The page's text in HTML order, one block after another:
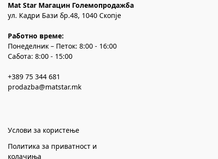
Mat Star Магацин Големопродажба
ул. Кадри Бази бр.48, 1040 Скопје
Работно време:
Понеделник – Петок: 8:00 - 16:00
Сабота: 8:00 - 15:00
+389 75 344 681
prodazba@matstar.mk
Услови за користење
Политика за приватност и
колачиња